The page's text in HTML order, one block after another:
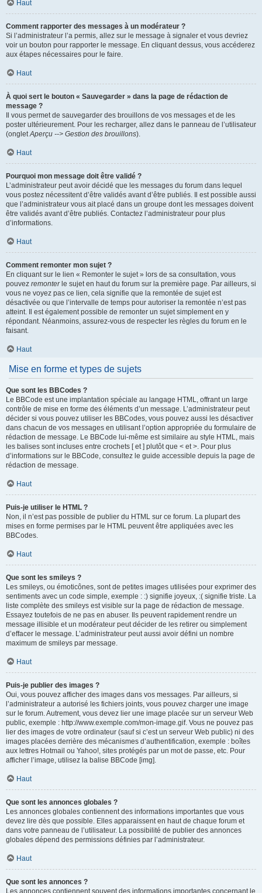
Haut
Comment rapporter des messages à un modérateur ?
Si l’administrateur l’a permis, allez sur le message à signaler et vous devriez
voir un bouton pour rapporter le message. En cliquant dessus, vous accéderez
aux étapes nécessaires pour le faire.
Haut
À quoi sert le bouton « Sauvegarder » dans la page de rédaction de
message ?
Il vous permet de sauvegarder des brouillons de vos messages et de les
poster ultérieurement. Pour les recharger, allez dans le panneau de l’utilisateur
(ongletAperçu --> Gestion des brouillons).
Haut
Pourquoi mon message doit être validé ?
L’administrateur peut avoir décidé que les messages du forum dans lequel
vous postez nécessitent d’être validés avant d’être publiés. Il est possible aussi
que l’administrateur vous ait placé dans un groupe dont les messages doivent
être validés avant d’être publiés. Contactez l’administrateur pour plus
d’informations.
Haut
Comment remonter mon sujet ?
En cliquant sur le lien « Remonter le sujet » lors de sa consultation, vous
pouvez remonterle sujet en haut du forum sur la première page. Par ailleurs, si
vous ne voyez pas ce lien, cela signifie que la remontée de sujet est
désactivée ou que l’intervalle de temps pour autoriser la remontée n’est pas
atteint. Il est également possible de remonter un sujet simplement en y
répondant. Néanmoins, assurez-vous de respecter les règles du forum en le
faisant.
Haut
Mise en forme et types de sujets
Que sont les BBCodes ?
Le BBCode est une implantation spéciale au langage HTML, offrant un large
contrôle de mise en forme des éléments d’un message. L’administrateur peut
décider si vous pouvez utiliser les BBCodes, vous pouvez aussi les désactiver
dans chacun de vos messages en utilisant l’option appropriée du formulaire de
rédaction de message. Le BBCode lui-même est similaire au style HTML, mais
les balises sont incluses entre crochets [ et ] plutôt que < et >. Pour plus
d’informations sur le BBCode, consultez le guide accessible depuis la page de
rédaction de message.
Haut
Puis-je utiliser le HTML ?
Non, il n’est pas possible de publier du HTML sur ce forum. La plupart des
mises en forme permises par le HTML peuvent être appliquées avec les
BBCodes.
Haut
Que sont les smileys ?
Les smileys, ou émoticônes, sont de petites images utilisées pour exprimer des
sentiments avec un code simple, exemple : :) signifie joyeux, :( signifie triste. La
liste complète des smileys est visible sur la page de rédaction de message.
Essayez toutefois de ne pas en abuser. Ils peuvent rapidement rendre un
message illisible et un modérateur peut décider de les retirer ou simplement
d’effacer le message. L’administrateur peut aussi avoir défini un nombre
maximum de smileys par message.
Haut
Puis-je publier des images ?
Oui, vous pouvez afficher des images dans vos messages. Par ailleurs, si
l’administrateur a autorisé les fichiers joints, vous pouvez charger une image
sur le forum. Autrement, vous devez lier une image placée sur un serveur Web
public, exemple : http://www.exemple.com/mon-image.gif. Vous ne pouvez pas
lier des images de votre ordinateur (sauf si c’est un serveur Web public) ni des
images placées derrière des mécanismes d’authentification, exemple : boîtes
aux lettres Hotmail ou Yahoo!, sites protégés par un mot de passe, etc. Pour
afficher l’image, utilisez la balise BBCode [img].
Haut
Que sont les annonces globales ?
Les annonces globales contiennent des informations importantes que vous
devez lire dès que possible. Elles apparaissent en haut de chaque forum et
dans votre panneau de l’utilisateur. La possibilité de publier des annonces
globales dépend des permissions définies par l’administrateur.
Haut
Que sont les annonces ?
Les annonces contiennent souvent des informations importantes concernant le